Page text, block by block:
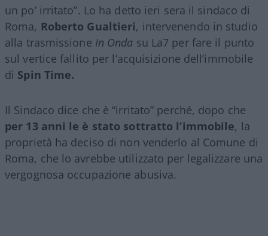
un po’ irritato”. Lo ha detto ieri sera il sindaco di
Roma, Roberto Gualtieri, intervenendo in studio
alla trasmissione In Onda su La7 per fare il punto
sul vertice fallito per l’acquisizione dell’immobile
di Spin Time.
Il Sindaco dice che è “irritato” perché, dopo che
per 13 anni le è stato sottratto l’immobile, la
proprietà ha deciso di non venderlo al Comune di
Roma, che lo avrebbe utilizzato per legalizzare una
vergognosa occupazione abusiva.